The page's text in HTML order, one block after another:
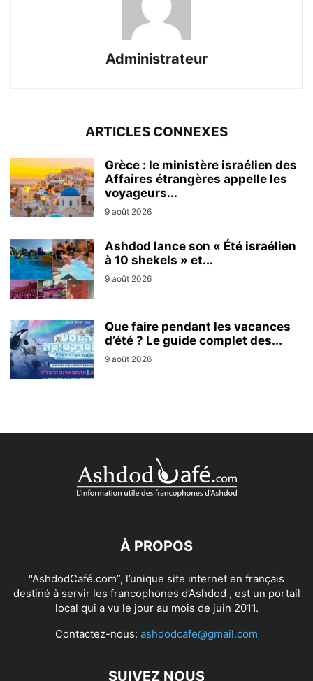
Administrateur
ARTICLES CONNEXES
Grèce : le ministère israélien des
Affaires étrangères appelle les
voyageurs...
9 août 2026
Ashdod lance son « Été israélien
à 10 shekels » et...
9 août 2026
Que faire pendant les vacances
d’été ? Le guide complet des...
9 août 2026
À PROPOS
"AshdodCafé.com”, l’unique site internet en français
destiné à servir les francophones d’Ashdod , est un portail
local qui a vu le jour au mois de juin 2011.
Contactez-nous: ashdodcafe@gmail.com
SUIVEZ NOUS